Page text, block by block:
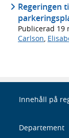
Regeringen
Publicerad 19
Carlson
Innehåll på
Departement